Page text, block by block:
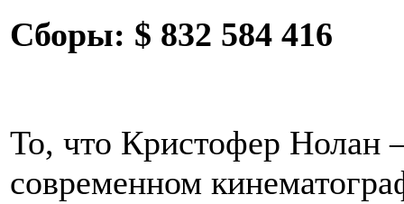
Сборы: $ 832 584 416
То, что Кристофер Нолан
современном